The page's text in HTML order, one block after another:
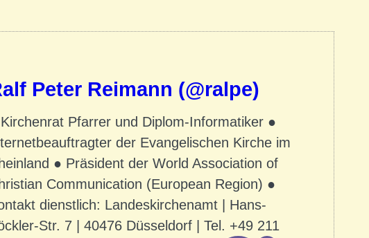
Peter Reimann (@ralpe)
Pfarrer und Diplom-Informatiker ●
der Evangelischen Kirche im
● Präsident der World Association of
Communication (European Region) ●
dienstlich: Landeskirchenamt | Hans-
Str. 7 | 40476 Düsseldorf | Tel. +49 211